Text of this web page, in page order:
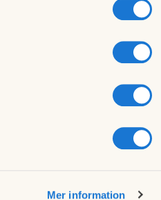
Mer information
kontor